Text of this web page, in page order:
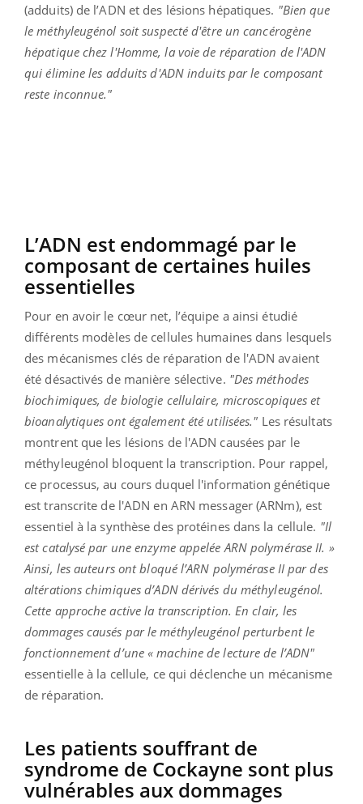
(adduits) de l’ADN et des lésions hépatiques. "Bien que
le méthyleugénol soit suspecté d'être un cancérogène
hépatique chez l'Homme, la voie de réparation de l'ADN
qui élimine les adduits d'ADN induits par le composant
reste inconnue."
L’ADN est endommagé par le
composant de certaines huiles
essentielles
Pour en avoir le cœur net, l’équipe a ainsi étudié
différents modèles de cellules humaines dans lesquels
des mécanismes clés de réparation de l'ADN avaient
été désactivés de manière sélective. "Des méthodes
biochimiques, de biologie cellulaire, microscopiques et
bioanalytiques ont également été utilisées." Les résultats
montrent que les lésions de l'ADN causées par le
méthyleugénol bloquent la transcription. Pour rappel,
ce processus, au cours duquel l'information génétique
est transcrite de l'ADN en ARN messager (ARNm), est
essentiel à la synthèse des protéines dans la cellule. "Il
est catalysé par une enzyme appelée ARN polymérase II. »
Ainsi, les auteurs ont bloqué l’ARN polymérase II par des
altérations chimiques d’ADN dérivés du méthyleugénol.
Cette approche active la transcription. En clair, les
dommages causés par le méthyleugénol perturbent le
fonctionnement d’une « machine de lecture de l’ADN"
essentielle à la cellule, ce qui déclenche un mécanisme
de réparation.
Les patients souffrant de
syndrome de Cockayne sont plus
vulnérables aux dommages